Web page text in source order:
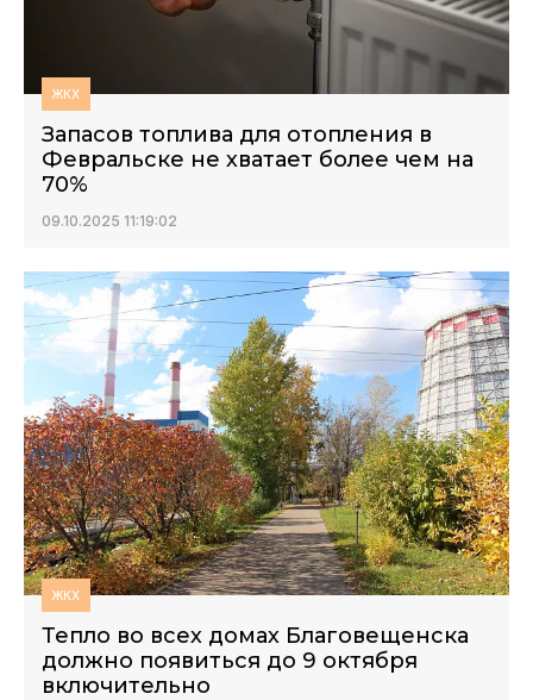
ЖКХ
Запасов топлива для отопления в
Февральске не хватает более чем на
70%
09.10.2025 11:19:02
ЖКХ
Тепло во всех домах Благовещенска
должно появиться до 9 октября
включительно